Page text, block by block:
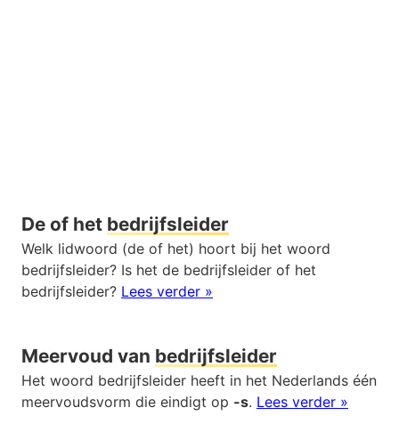
De of het bedrijfsleider
Welk lidwoord (de of het) hoort bij het woord
bedrijfsleider? Is het de bedrijfsleider of het
bedrijfsleider? Lees verder »
Meervoud van bedrijfsleider
Het woord bedrijfsleider heeft in het Nederlands één
meervoudsvorm die eindigt op -s. Lees verder »